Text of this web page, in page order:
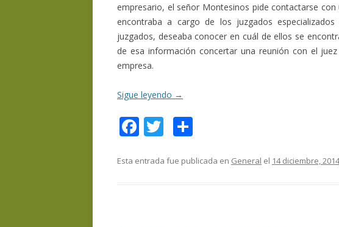
empresario, el señor Montesinos pide contactarse
encontraba a cargo de los juzgados
juzgados, deseaba conocer en cuál de ellos se
de esa información concertar una reunión con el
empresa.
Sigue leyendo →
F
e
T
itt m
Esta entrada fue publicada en General el 14 diciembre, 2014